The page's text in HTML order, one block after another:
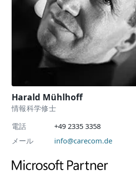
Harald Mühlhoff
情報科学修士
電話
+49 2335 3358
メール
info@carecom.de